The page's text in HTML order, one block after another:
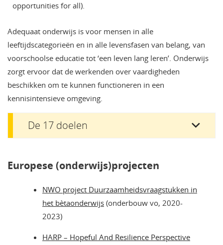
opportunities for all).
Adequaat onderwijs is voor mensen in alle
leeftijdscategorieën en in alle levensfasen van belang, van
voorschoolse educatie tot ‘een leven lang leren’. Onderwijs
zorgt ervoor dat de werkenden over vaardigheden
beschikken om te kunnen functioneren in een
kennisintensieve omgeving.
De 17 doelen
Europese (onderwijs)projecten
NWO project Duurzaamheidsvraagstukken in
het bètaonderwijs (onderbouw vo, 2020-
2023)
HARP – Hopeful And Resilience Perspective